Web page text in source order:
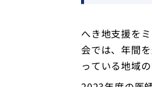
へき地支援を
会では、年間
っている地域